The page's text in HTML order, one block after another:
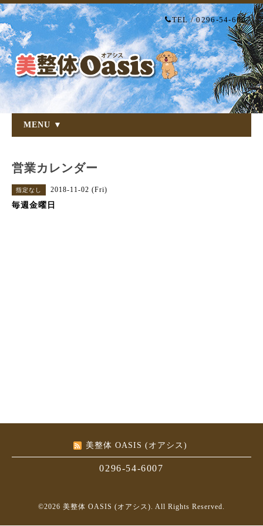
TEL / 0296-54-6007
MENU ▼
営業カレンダー
指定なし 2018-11-02 (Fri)
毎週金曜日
美整体 OASIS (オアシス)
0296-54-6007
©2026 美整体 OASIS (オアシス). All Rights Reserved.